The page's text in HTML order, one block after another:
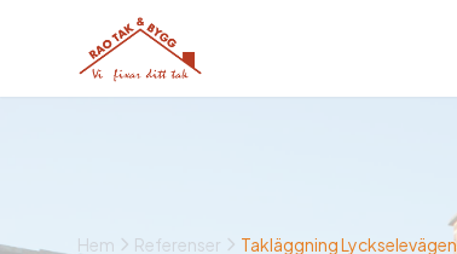
Hem Referenser Takläggning Lyckselevägen